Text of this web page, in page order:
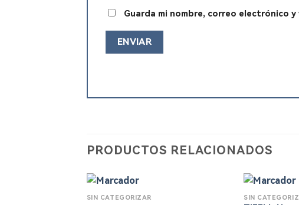
Guarda mi nombre, correo electrónico
PRODUCTOS RELACIONADOS
SIN CATEGORIZAR SIN